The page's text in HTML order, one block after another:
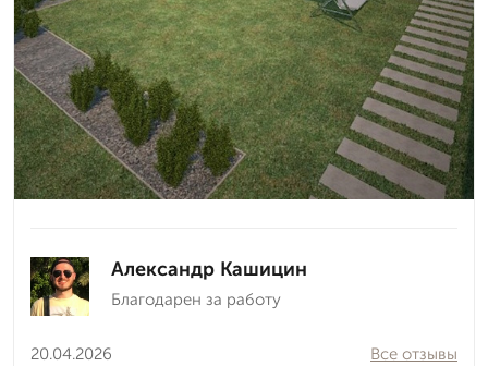
Александр Кашицин
Благодарен за работу
20.04.2026
Все отзывы